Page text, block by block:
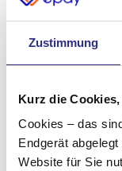
Zustimmung
Kurz die
Cookies – das
Endgerät
Website für Sie
Mai 2022
April 2022
März 2022
Februar 2022